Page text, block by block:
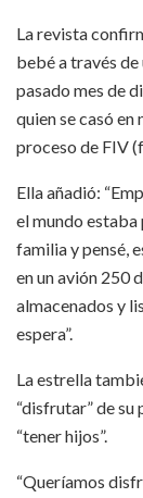
La revista
bebé a través de
pasado mes de
quien se casó
proceso de FIV
Ella añadió:
el mundo estaba
familia y pensé,
en un avión 250
almacenados y
espera”.
La estrella
“disfrutar” de
“tener hijos”.
“Queríamos